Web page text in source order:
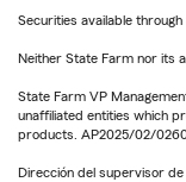
Securities available
Neither State Farm nor its
State Farm VP
unaffiliated entities which
products. AP2025/02/
Dirección del supervisor de